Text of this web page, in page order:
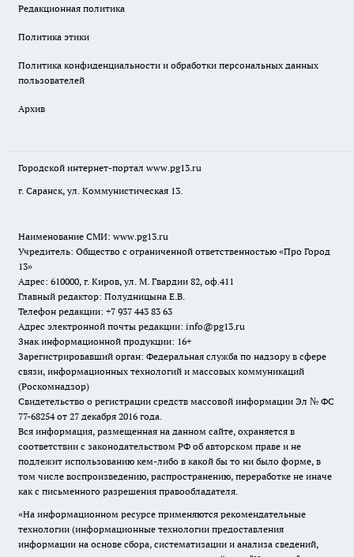
Редакционная политика
Политика этики
Политика конфиденциальности и обработки персональных данных
пользователей
Архив
Городской интернет-портал www.pg13.ru
г. Саранск, ул. Коммунистическая 13.
Наименование СМИ: www.pg13.ru
Учредитель: Общество с ограниченной ответственностью «Про Город
13»
Адрес: 610000, г. Киров, ул. М. Гвардии 82, оф.411
Главный редактор: Полудницына Е.В.
Телефон редакции: +7 937 443 83 63
Адрес электронной почты редакции: info@pg13.ru
Знак информационной продукции: 16+
Зарегистрировавший орган: Федеральная служба по надзору в сфере
связи, информационных технологий и массовых коммуникаций
(Роскомнадзор)
Свидетельство о регистрации средств массовой информации Эл № ФС
77-68254 от 27 декабря 2016 года.
Вся информация, размещенная на данном сайте, охраняется в
соответствии с законодательством РФ об авторском праве и не
подлежит использованию кем-либо в какой бы то ни было форме, в
том числе воспроизведению, распространению, переработке не иначе
как с письменного разрешения правообладателя.
«На информационном ресурсе применяются рекомендательные
технологии (информационные технологии предоставления
информации на основе сбора, систематизации и анализа сведений,